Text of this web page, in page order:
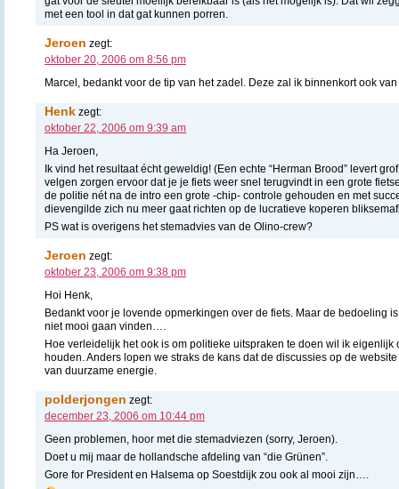
met een tool in dat gat kunnen porren.
Jeroen zegt:
oktober 20, 2006 om 8:56 pm
Marcel, bedankt voor de tip van het zadel. Deze zal ik binnenkort ook
Henk zegt:
oktober 22, 2006 om 9:39 am
Ha Jeroen,
Ik vind het resultaat écht geweldig! (Een echte “Herman Brood” levert
velgen zorgen ervoor dat je je fiets weer snel terugvindt in een grote
de politie nét na de intro een grote -chip- controle gehouden en met
dievengilde zich nu meer gaat richten op de lucratieve koperen
PS wat is overigens het stemadvies van de Olino-crew?
Jeroen zegt:
oktober 23, 2006 om 9:38 pm
Hoi Henk,
Bedankt voor je lovende opmerkingen over de fiets. Maar de bedoeling
niet mooi gaan vinden….
Hoe verleidelijk het ook is om politieke uitspraken te doen wil ik
houden. Anders lopen we straks de kans dat de discussies op de
van duurzame energie.
polderjongen zegt:
december 23, 2006 om 10:44 pm
Geen problemen, hoor met die stemadviezen (sorry, Jeroen).
Doet u mij maar de hollandsche afdeling van “die Grünen”.
Gore for President en Halsema op Soestdijk zou ook al mooi zijn….